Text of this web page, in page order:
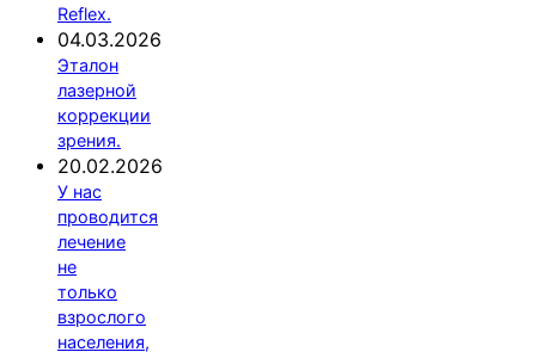
Reflex.
04.03.2026
Эталон
лазерной
коррекции
зрения.
20.02.2026
У нас
проводится
лечение
не
только
взрослого
населения,